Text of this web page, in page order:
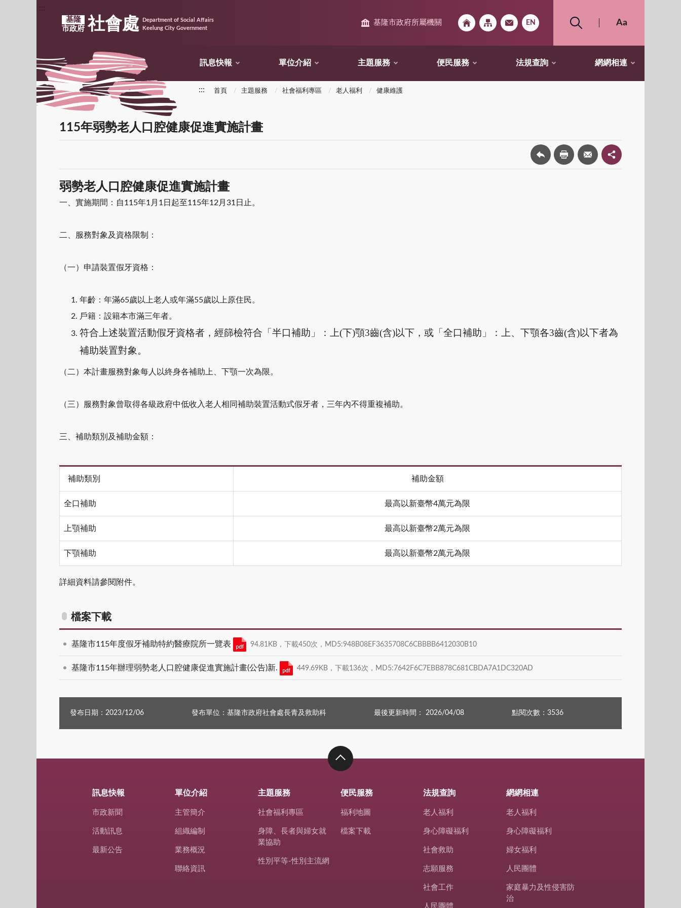
:::
基隆
市政府 社會處
Department of Social Affairs
Keelung City Government
基隆市政府所屬機關
訊息快報 單位介紹 主題服務 便民服務 法規查詢 網網相連
::: 首頁 主題服務 社會福利專區 老人福利 健康維護
115年弱勢老人口腔健康促進實施計畫
弱勢老人口腔健康促進實施計畫
一、實施期間：自115年1月1日起至115年12月31日止。
二、服務對象及資格限制：
（一）申請裝置假牙資格：
年齡：年滿65歲以上老人或年滿55歲以上原住民。
戶籍：設籍本市滿三年者。
符合上述裝置活動假牙資格者，經篩檢符合「半口補助」：上(下)顎3齒(含)以下，或「全口補助」：上、下顎各3齒(含)以下者為
補助裝置對象。
（二）本計畫服務對象每人以終身各補助上、下顎一次為限。
（三）服務對象曾取得各級政府中低收入老人相同補助裝置活動式假牙者，三年內不得重複補助。
三、補助類別及補助金額：
補助類別 補助金額
全口補助 最高以新臺幣4萬元為限
上顎補助 最高以新臺幣2萬元為限
下顎補助 最高以新臺幣2萬元為限
詳細資料請參閱附件。
檔案下載
基隆市115年度假牙補助特約醫療院所一覽表 94.81KB，下載450次，MD5:948B08EF3635708C6CBBBB6412030B10
基隆市115年辦理弱勢老人口腔健康促進實施計畫(公告)新. 449.69KB，下載136次，MD5:7642F6C7EBB878C681CBDA7A1DC320AD
發布日期：2023/12/06 發布單位：基隆市政府社會處長青及救助科 最後更新時間： 2026/04/08 點閱次數：3536
訊息快報
市政新聞
活動訊息
最新公告
單位介紹
主管簡介
組織編制
業務概況
聯絡資訊
主題服務
社會福利專區
身障、長者與婦女就
業協助
性別平等-性別主流網
便民服務
福利地圖
檔案下載
法規查詢
老人福利
身心障礙福利
社會救助
志願服務
社會工作
人民團體
網網相連
老人福利
身心障礙福利
婦女福利
人民團體
家庭暴力及性侵害防
治